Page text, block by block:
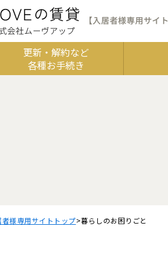
更新・解約など
各種お手続き
者様専用サイトトップ 暮らしのお困りごと